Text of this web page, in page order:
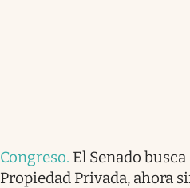
Congreso. El Senado
Propiedad Privada, ahora